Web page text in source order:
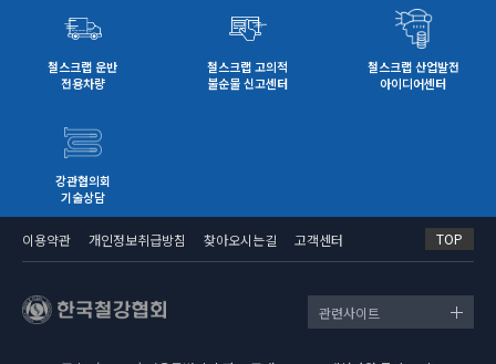
철스크랩 운반
전용차량
철스크랩 고의적
불순물 신고센터
철스크랩 산업발전
아이디어센터
강관협의회
기술상담
이용약관 개인정보취급방침 찾아오시는길 고객센터
관련사이트
TOP